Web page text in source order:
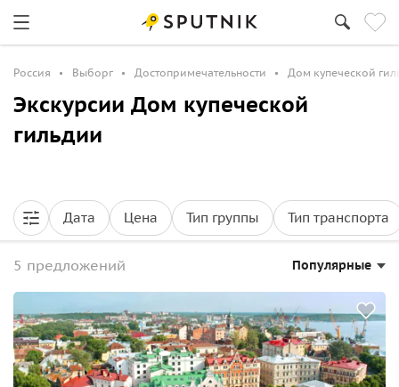
Россия Выборг Достопримечательности Дом купеческой
Экскурсии Дом купеческой
гильдии
Дата Цена Тип группы Тип транспорта
5 предложений Популярные